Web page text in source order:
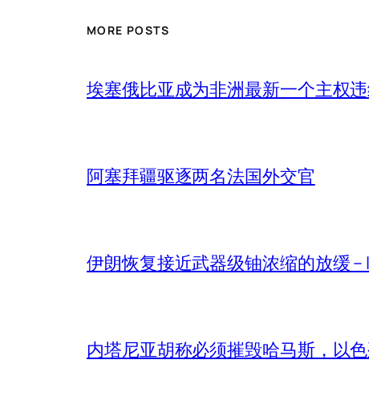
MORE POSTS
埃塞俄比亚成为非洲最新一个主权
阿塞拜疆驱逐两名法国外交官
伊朗恢复接近武器级铀浓缩的放缓 –
内塔尼亚胡称必须摧毁哈马斯，以